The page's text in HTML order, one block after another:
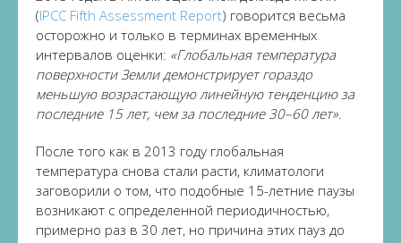
(IPCC Fifth Assessment Report) говорится весьма
осторожно и только в терминах временных
интервалов оценки: «Глобальная температура
поверхности Земли демонстрирует гораздо
меньшую возрастающую линейную тенденцию за
последние 15 лет, чем за последние 30–60 лет»
После того как в 2013 году глобальная
температура снова стали расти, климатологи
заговорили о том, что подобные 15-летние паузы
возникают с определенной периодичностью,
примерно раз в 30 лет, но причина этих пауз до